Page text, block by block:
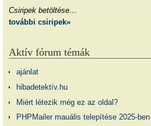
Csiripek betöltése…
további csiripek»
Aktív fórum témák
ajánlat
hibadetektív.hu
Miért létezik még ez az oldal?
PHPMailer mauális telepítése 2025-ben